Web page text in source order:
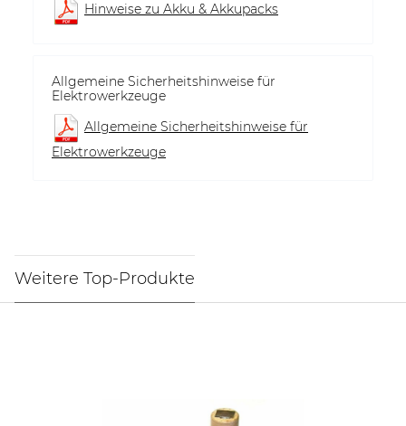
Hinweise zu Akku & Akkupacks
Allgemeine Sicherheitshinweise für
Elektrowerkzeuge
Allgemeine Sicherheitshinweise für
Elektrowerkzeuge
Weitere Top-Produkte